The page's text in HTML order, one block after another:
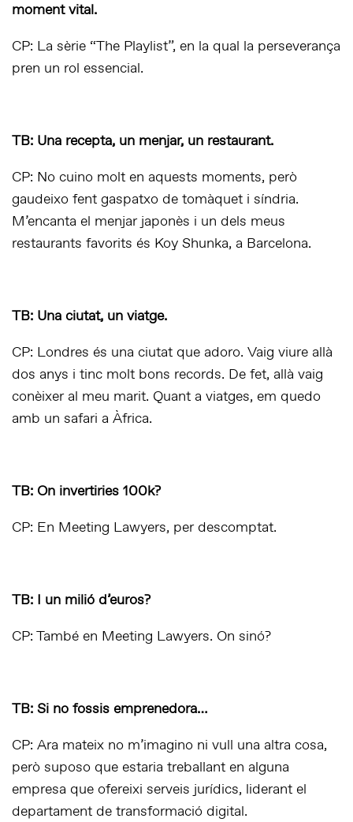
moment vital.
CP: La sèrie “The Playlist”, en la qual la perseverança
pren un rol essencial.
TB: Una recepta, un menjar, un restaurant.
CP: No cuino molt en aquests moments, però
gaudeixo fent gaspatxo de tomàquet i síndria.
M’encanta el menjar japonès i un dels meus
restaurants favorits és Koy Shunka, a Barcelona.
TB: Una ciutat, un viatge.
CP: Londres és una ciutat que adoro. Vaig viure allà
dos anys i tinc molt bons records. De fet, allà vaig
conèixer al meu marit. Quant a viatges, em quedo
amb un safari a Àfrica.
TB: On invertiries 100k?
CP: En Meeting Lawyers, per descomptat.
TB: I un milió d’euros?
CP: També en Meeting Lawyers. On sinó?
TB: Si no fossis emprenedora…
CP: Ara mateix no m’imagino ni vull una altra cosa,
però suposo que estaria treballant en alguna
empresa que ofereixi serveis jurídics, liderant el
departament de transformació digital.